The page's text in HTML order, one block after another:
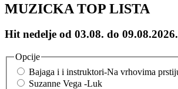
MUZICKA TOP LISTA
Hit nedelje od 03.08. do
Opcije
Bajaga i i instruktori-Na vrhovima
Suzanne Vega -Luk